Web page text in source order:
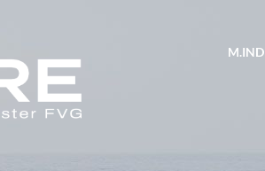
M.IND